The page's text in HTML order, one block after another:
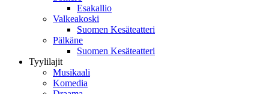
Esakallio
Valkeakoski
Suomen Kesäteatteri
Pälkäne
Suomen Kesäteatteri
Tyylilajit
Musikaali
Komedia